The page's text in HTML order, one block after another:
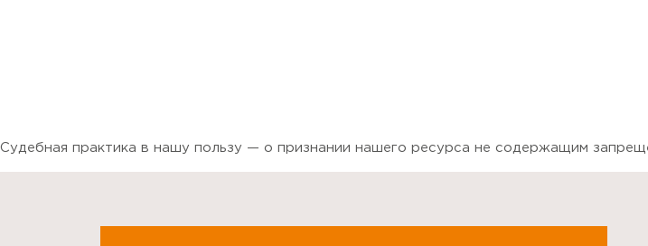
Судебная практика в нашу пользу — о признании нашего ресурса не содержащим